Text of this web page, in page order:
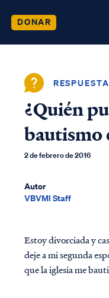
DONAR
¿Quién
bautismo
2 de febrero de 2016
Autor
VBVMI Staff
Estoy divorciada y
deje a mi segunda
que la iglesia me